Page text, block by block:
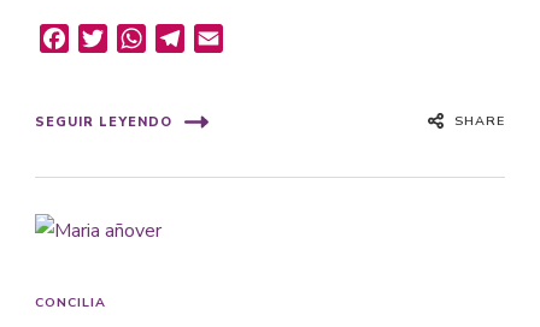
FacebookTwitterWhatsAppTelegram
SEGUIR LEYENDO SHARE
CONCILIA